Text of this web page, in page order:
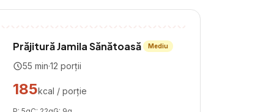
Prăjitură Jamila Sănătoasă Mediu
55 min·12 porții
185kcal / porție